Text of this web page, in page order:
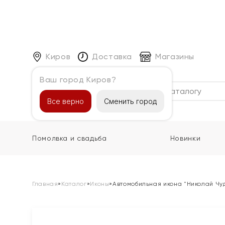
Киров
Ваш город Киров?
Все верно Сменить город
Доставка Магазины
Каталог
Помолвка и свадьба Новинки
Главная» Каталог»Иконы»Автомобильная икона "Николай